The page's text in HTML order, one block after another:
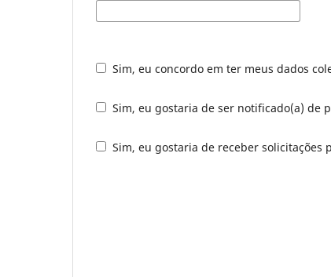
Sim, eu concordo em ter meus dados
Sim, eu gostaria de ser notificado(a) de
Sim, eu gostaria de receber solicitações